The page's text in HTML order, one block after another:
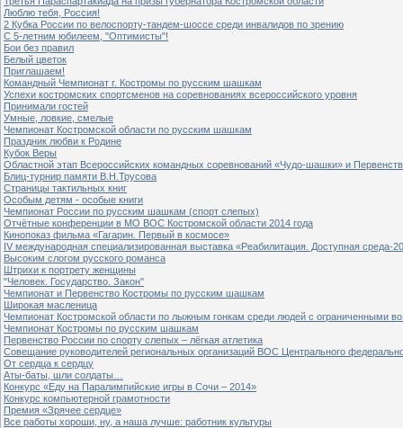
Люблю тебя, Россия!
2 Кубка России по велоспорту-тандем-шоссе среди инвалидов по зрению
С 5-летним юбилеем, "Оптимисты"!
Бои без правил
Белый цветок
Приглашаем!
Командный Чемпионат г. Костромы по русским шашкам
Успехи костромских спортсменов на соревнованиях всероссийского уровня
Принимали гостей
Умные, ловкие, смелые
Чемпионат Костромской области по русским шашкам
Праздник любви к Родине
Кубок Веры
Областной этап Всероссийских командных соревнований «Чудо-шашки» и
Блиц-турнир памяти В.Н.Трусова
Страницы тактильных книг
Особым детям - особые книги
Чемпионат России по русским шашкам (спорт слепых)
Отчётные конференции в МО ВОС Костромской области 2014 года
Кинопоказ фильма «Гагарин. Первый в космосе»
IV международная специализированная выставка «Реабилитация. Доступная среда-
Высоким слогом русского романса
Штрихи к портрету женщины
"Человек. Государство. Закон"
Чемпионат и Первенство Костромы по русским шашкам
Широкая масленица
Чемпионат Костромской области по лыжным гонкам среди людей с ограниченными
Чемпионат Костромы по русским шашкам
Первенство России по спорту слепых – лёгкая атлетика
Совещание руководителей региональных организаций ВОС Центрального
От сердца к сердцу
Аты-баты, шли солдаты…
Конкурс «Еду на Паралимпийские игры в Сочи – 2014»
Конкурс компьютерной грамотности
Премия «Зрячее сердце»
Все работы хороши, ну, а наша лучше: работник культуры